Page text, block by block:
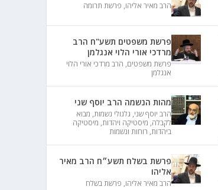
הרב מאיר אליהו, פרשת תרומה
פרשת משפטים תשע"ח הרב
מרדכי אורי הלוי אנגלמן
פרשת משפטים, הרב מרדכי אורי הלוי
אנגלמן
מהות הנשמה הרב יוסף שני
הרב יוסף שני, גלגולי נשמות, מבוא
לקבלה, מיסטיקה ויהדות, מיסטיקה
ביהדות, רוחות ונשמות
פרשת בשלח תשע״ח הרב מאיר
אליהו
הרב מאיר אליהו, פרשת בשלח